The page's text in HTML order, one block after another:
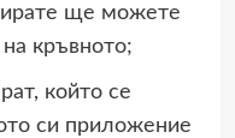
ще можете
кръвното;
който се
си приложение